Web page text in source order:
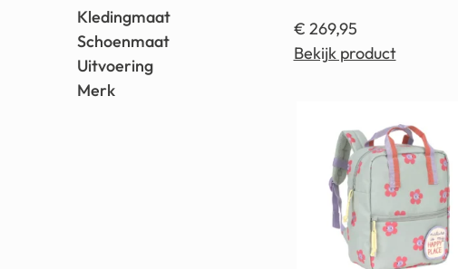
Kledingmaat
Schoenmaat
Uitvoering
Merk
€ 269,95
Bekijk product